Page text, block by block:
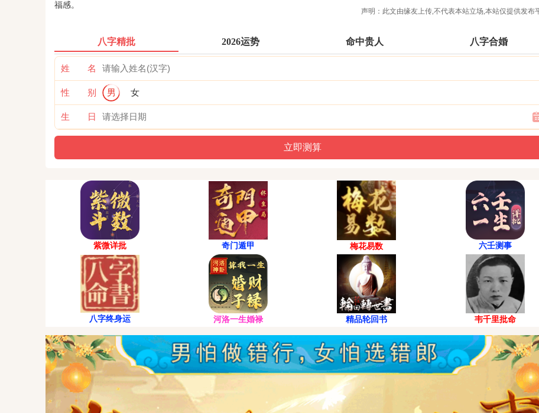
福感。
声明：此文由缘友上传,不代表本站立场,本站仅提供发布
八字精批 2026运势 命中贵人 八字合婚
姓 名
性 别 男 女
生 日
紫微详批 奇门遁甲 梅花易数 六壬测事
八字终身运 河洛一生婚禄 精品轮回书 韦千里批命